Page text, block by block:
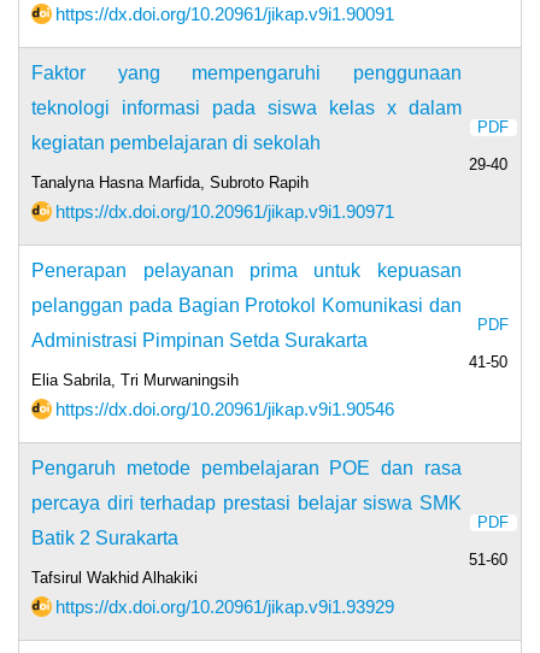
https://dx.doi.org/10.20961/jikap.v9i1.90091
Faktor yang mempengaruhi penggunaan
teknologi informasi pada siswa kelas x dalam
kegiatan pembelajaran di sekolah
Tanalyna Hasna Marfida, Subroto Rapih
https://dx.doi.org/10.20961/jikap.v9i1.90971
PDF
29-40
Penerapan pelayanan prima untuk kepuasan
pelanggan pada Bagian Protokol Komunikasi dan
Administrasi Pimpinan Setda Surakarta
Elia Sabrila, Tri Murwaningsih
https://dx.doi.org/10.20961/jikap.v9i1.90546
PDF
41-50
Pengaruh metode pembelajaran POE dan rasa
percaya diri terhadap prestasi belajar siswa SMK
Batik 2 Surakarta
Tafsirul Wakhid Alhakiki
https://dx.doi.org/10.20961/jikap.v9i1.93929
PDF
51-60